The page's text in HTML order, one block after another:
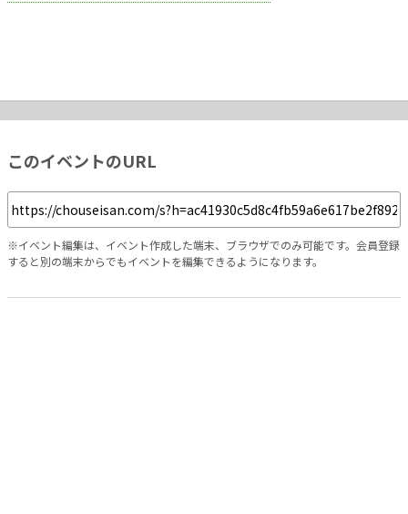
このイベントのURL
※イベント編集は、イベント作成した端末、ブラウザでのみ可能です。会員登録
すると別の端末からでもイベントを編集できるようになります。